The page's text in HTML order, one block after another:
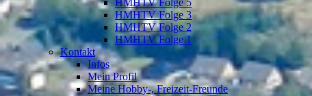
HMHTV Folge 5
HMHTV Folge 3
HMHTV Folge 2
HMHTV Folge 1
Kontakt
Infos
Mein Profil
Meine Hobby-, Freizeit-Freunde